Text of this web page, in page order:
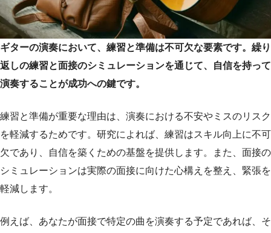
ギターの演奏において、練習と準備は不可欠な要素です。繰り
返しの練習と面接のシミュレーションを通じて、自信を持って
演奏することが成功への鍵です。
練習と準備が重要な理由は、演奏における不安やミスのリスク
を軽減するためです。研究によれば、練習はスキル向上に不可
欠であり、自信を築くための基盤を提供します。また、面接の
シミュレーションは実際の面接に向けた心構えを整え、緊張を
軽減します。
例えば、あなたが面接で特定の曲を演奏する予定であれば、そ